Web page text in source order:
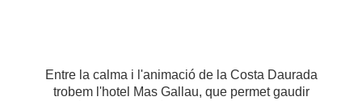
Entre la calma i l'animació de la Costa Daurada
trobem l'hotel Mas Gallau, que permet gaudir